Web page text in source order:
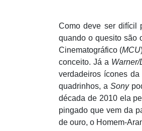
Como deve ser difícil
quando o quesito são
Cinematográfico (MCU
conceito. Já a Warner/
verdadeiros ícones
quadrinhos, aSony
década de 2010 ela
pingado que vem da
de ouro, o Homem-